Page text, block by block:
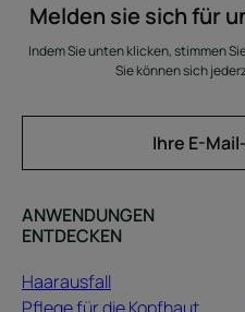
Melden sie sich für
Indem Sie unten klicken, stimmen
Sie können sich
Ihre E-
ANWENDUNGEN
ENTDECKEN
Haarausfall